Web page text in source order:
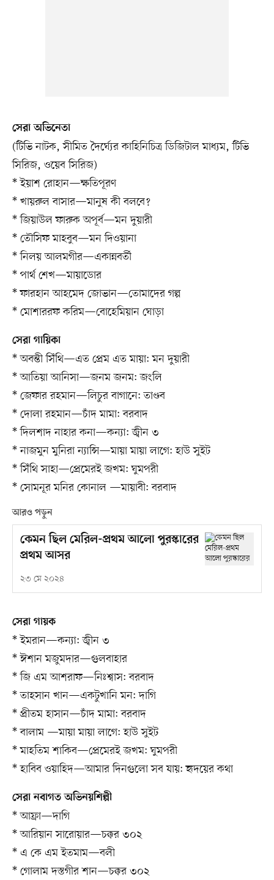
সেরা অভিনেতা
(টিভি নাটক, সীমিত দৈর্ঘ্যের কাহিনিচিত্র ডিজিটাল মাধ্যম, টিভি
সিরিজ, ওয়েব সিরিজ)
* ইয়াশ রোহান—ক্ষতিপূরণ
* খায়রুল বাসার—মানুষ কী বলবে?
* জিয়াউল ফারুক অপূর্ব—মন দুয়ারী
* তৌসিফ মাহবুব—মন দিওয়ানা
* নিলয় আলমগীর—একান্নবর্তী
* পার্থ শেখ—মায়াডোর
* ফারহান আহমেদ জোভান—তোমাদের গল্প
* মোশাররফ করিম—বোহেমিয়ান ঘোড়া
সেরা গায়িকা
* অবন্তী সিঁথি—এত প্রেম এত মায়া: মন দুয়ারী
* আতিয়া আনিসা—জনম জনম: জংলি
* জেফার রহমান—লিচুর বাগানে: তাণ্ডব
* দোলা রহমান—চাঁদ মামা: বরবাদ
* দিলশাদ নাহার কনা—কন্যা: জ্বীন ৩
* নাজমুন মুনিরা ন্যান্সি—মায়া মায়া লাগে: হাউ সুইট
* সিঁথি সাহা—প্রেমেরই জখম: ঘুমপরী
* সোমনূর মনির কোনাল —মায়াবী: বরবাদ
আরও পড়ুন
কেমন ছিল মেরিল-প্রথম আলো পুরস্কারের
প্রথম আসর
২৩ মে ২০২৪
সেরা গায়ক
* ইমরান—কন্যা: জ্বীন ৩
* ঈশান মজুমদার—গুলবাহার
* জি এম আশরাফ—নিঃশ্বাস: বরবাদ
* তাহসান খান—একটুখানি মন: দাগি
* প্রীতম হাসান—চাঁদ মামা: বরবাদ
* বালাম —মায়া মায়া লাগে: হাউ সুইট
* মাহতিম শাকিব—প্রেমেরই জখম: ঘুমপরী
* হাবিব ওয়াহিদ—আমার দিনগুলো সব যায়: হৃদয়ের কথা
সেরা নবাগত অভিনয়শিল্পী
* আফ্রা—দাগি
* আরিয়ান সারোয়ার—চক্কর ৩০২
* এ কে এম ইতমাম—বলী
* গোলাম দস্তগীর শান—চক্কর ৩০২